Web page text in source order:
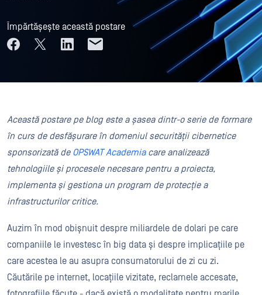
Împărtășește această postare
Această postare pe blog este a șasea dintr-o serie de formare
în curs de desfășurare în domeniul securității cibernetice
sponsorizată de OPSWAT Academiacare analizează
tehnologiile și procesele necesare pentru a proiecta,
implementa și gestiona un program de protecție a
infrastructurilor critice.
Auzim în mod obișnuit despre miliardele de dolari pe care
companiile le investesc în big data și despre implicațiile pe
care acestea le au asupra consumatorului de zi cu zi.
Căutările pe internet, locațiile vizitate, reclamele accesate,